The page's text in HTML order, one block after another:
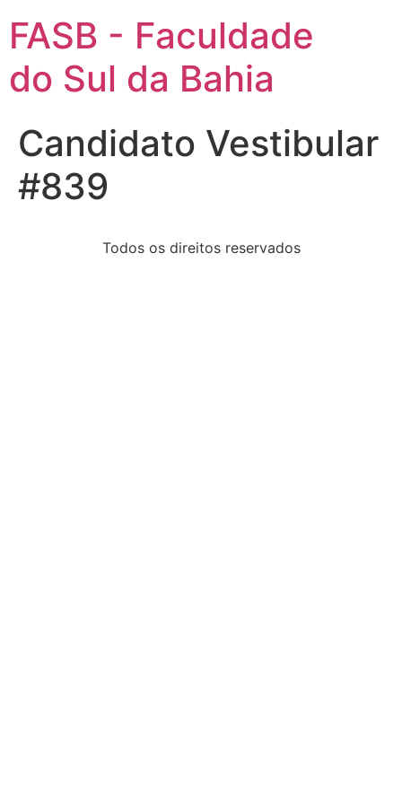
FASB - Faculdade
do Sul da Bahia
Candidato Vestibular
#839
Todos os direitos reservados